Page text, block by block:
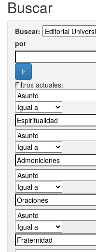
Buscar
Buscar:
por
Filtros actuales: